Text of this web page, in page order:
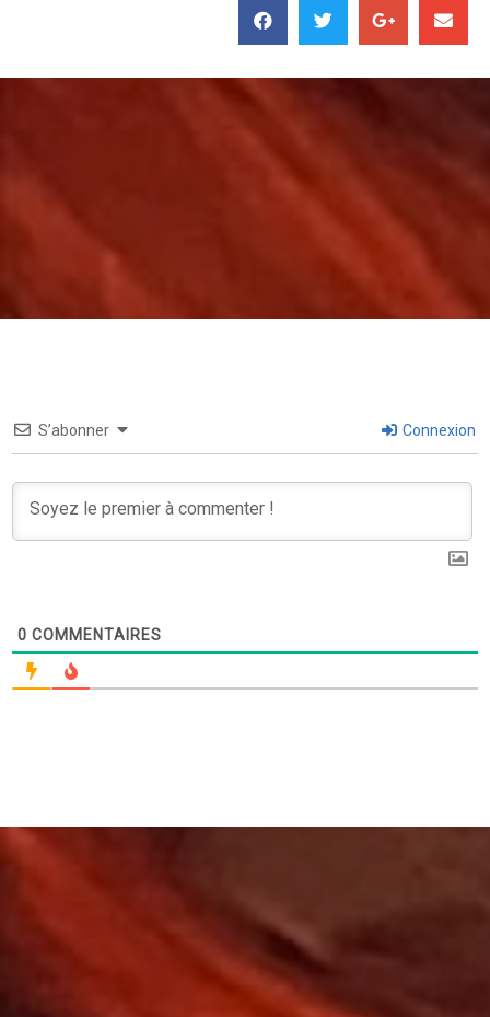
S’abonner Connexion
0 COMMENTAIRES